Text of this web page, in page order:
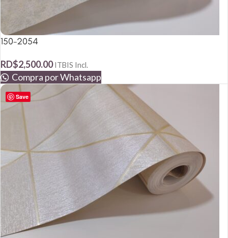
150-2054
RD$2,500.00 ITBIS Incl.
Compra por Whatsapp
Save